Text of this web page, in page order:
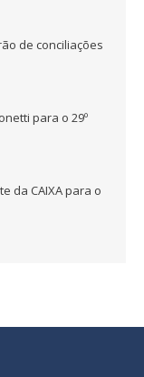
de conciliações
para o 29º
da CAIXA para o